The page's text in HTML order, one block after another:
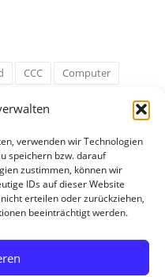
verwenden wir Technologien
speichern bzw. darauf
zustimmen, können wir
IDs auf dieser Website
erteilen oder zurückziehen,
beeinträchtigt werden.
CCC
Computer
Erwerbsregeln
ICE IE Internet
Mail Mann
PHP
Spiel Ticker
USA
Youtube Zahl